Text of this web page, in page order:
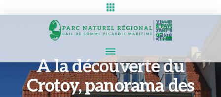
A la découverte du
Crotoy, panorama des